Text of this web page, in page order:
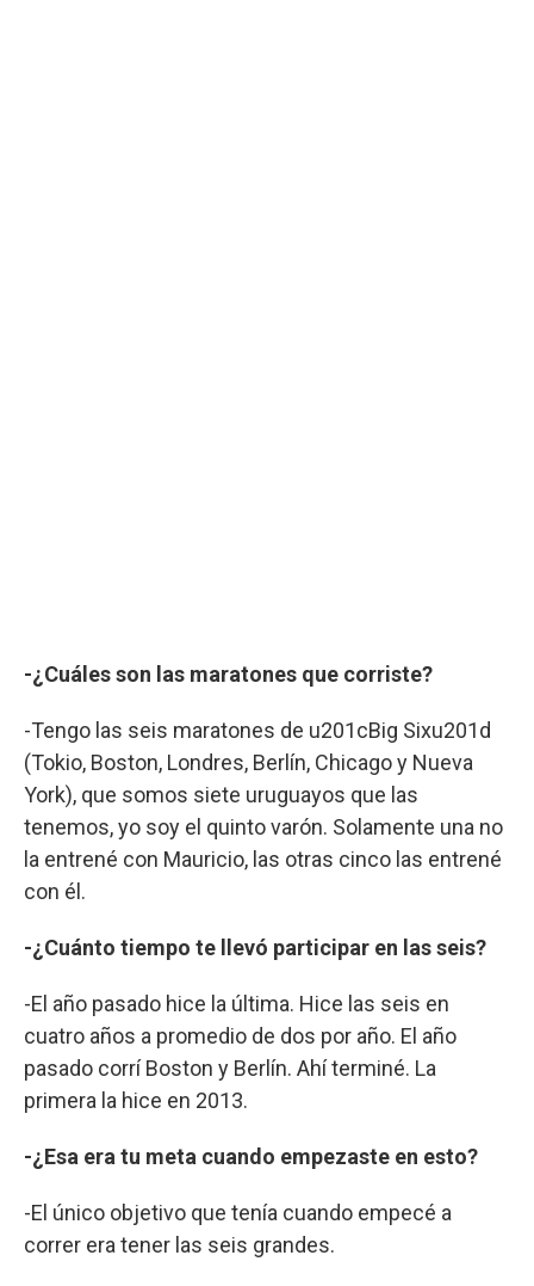
-¿Cuáles son las maratones que corriste?
-Tengo las seis maratones de u201cBig Sixu201d
(Tokio, Boston, Londres, Berlín, Chicago y Nueva
York), que somos siete uruguayos que las
tenemos, yo soy el quinto varón. Solamente una no
la entrené con Mauricio, las otras cinco las entrené
con él.
-¿Cuánto tiempo te llevó participar en las seis?
-El año pasado hice la última. Hice las seis en
cuatro años a promedio de dos por año. El año
pasado corrí Boston y Berlín. Ahí terminé. La
primera la hice en 2013.
-¿Esa era tu meta cuando empezaste en esto?
-El único objetivo que tenía cuando empecé a
correr era tener las seis grandes.